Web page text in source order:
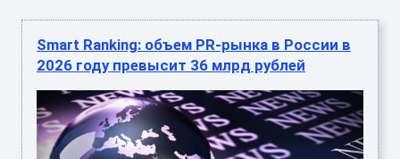
Smart Ranking: объем PR-рынка в России в
2026 году превысит 36 млрд рублей